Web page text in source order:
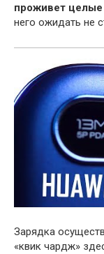
проживет целые
него ожидать не
Зарядка
«квик чардж»